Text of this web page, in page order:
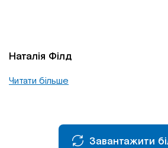
Наталія Філд
Читати більше
Завантажити